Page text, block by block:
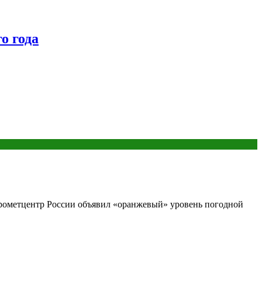
года
России объявил «оранжевый» уровень погодной